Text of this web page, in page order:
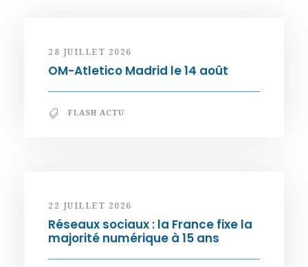
28 JUILLET 2026
OM-Atletico Madrid le 14 août
FLASH ACTU
22 JUILLET 2026
Réseaux sociaux : la France fixe la
majorité numérique à 15 ans